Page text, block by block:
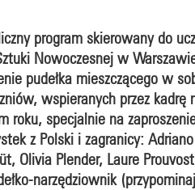
program skierowany do
Nowoczesnej w
pudełka mieszczącego w
wspieranych przez kadrę
roku, specjalnie na
z Polski i zagranicy:
Olivia Plender, Laure
narzędziownik